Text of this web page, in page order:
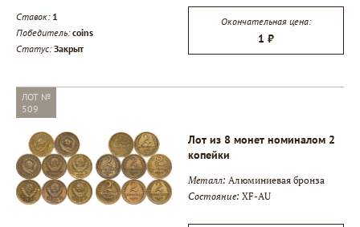
▾
Ставок: 1
Победитель: coins
Статус:Закрыт
Окончательная цена:
1 ₽
ЛОТ №
509
Лот из 8 монет номиналом 2
копейки
Металл: Алюминиевая бронза
Состояние: XF-AU